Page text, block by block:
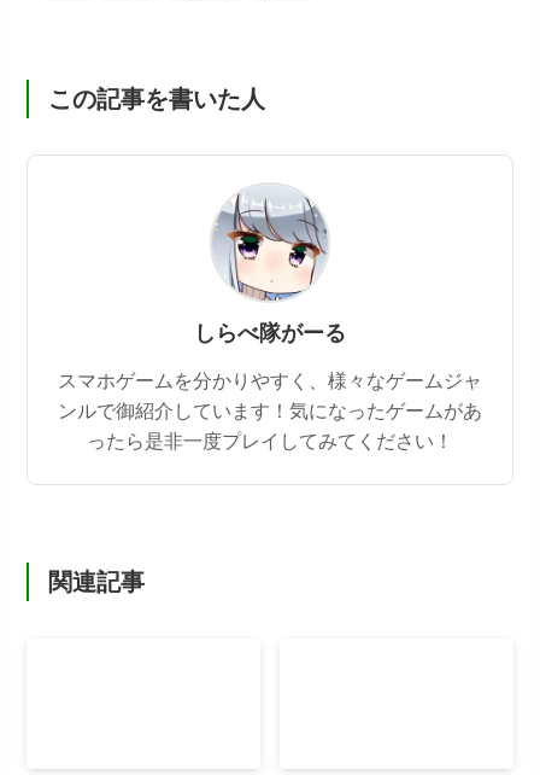
この記事を書いた人
しらべ隊がーる
スマホゲームを分かりやすく、様々なゲームジャ
ンルで御紹介しています！気になったゲームがあ
ったら是非一度プレイしてみてください！
関連記事